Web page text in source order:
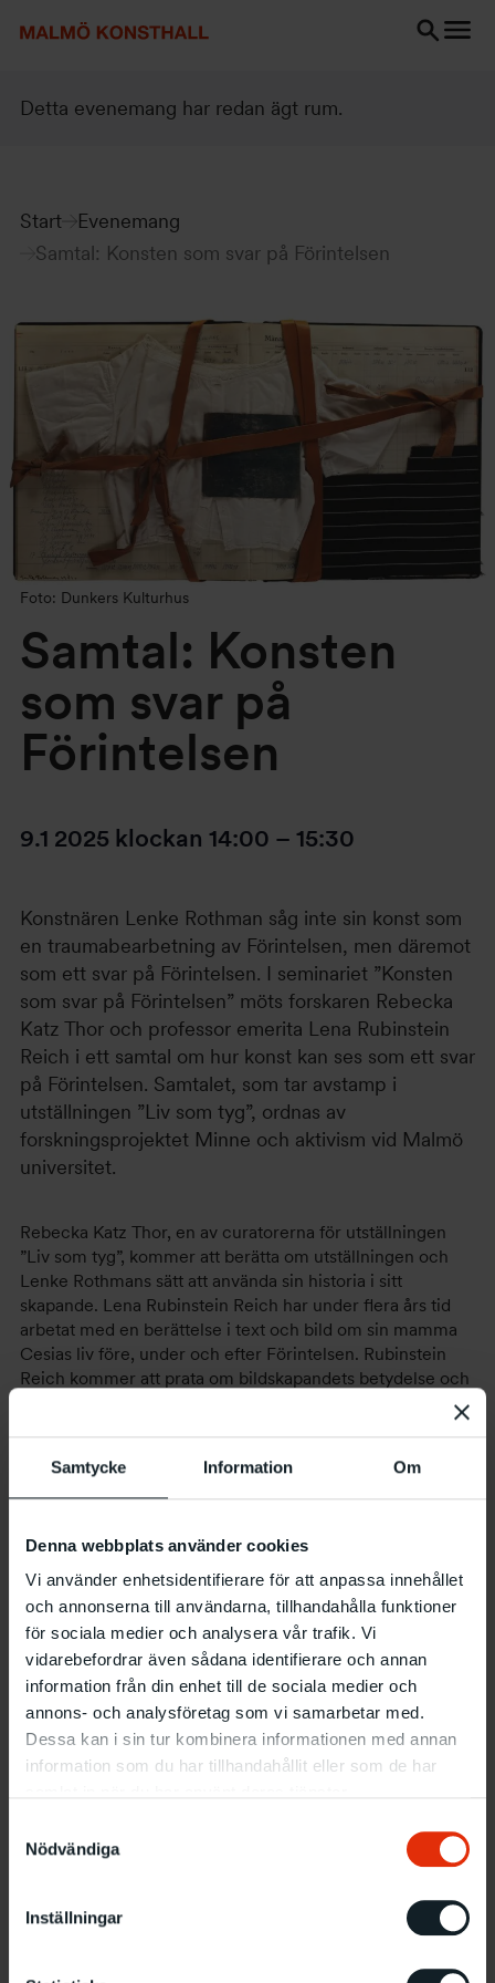
Samtycke Information Om
Denna webbplats använder cookies
Vi använder enhetsidentifierare för att anpassa innehållet
och annonserna till användarna, tillhandahålla funktioner
för sociala medier och analysera vår trafik. Vi
vidarebefordrar även sådana identifierare och annan
information från din enhet till de sociala medier och
annons- och analysföretag som vi samarbetar med.
Dessa kan i sin tur kombinera informationen med annan
information som du har tillhandahållit eller som de har
Nödvändiga
Inställningar
Detta evenemang har redan ägt rum.
Start
Evenemang
Samtal: Konsten som svar på Förintelsen
Foto: Dunkers Kulturhus
Samtal: Konsten
som svar på
Förintelsen
9.1 2025 klockan 14:00 – 15:30
Konstnären Lenke Rothman såg inte sin konst som
en traumabearbetning av Förintelsen, men däremot
som ett svar på Förintelsen. I seminariet ”Konsten
som svar på Förintelsen” möts forskaren Rebecka
Katz Thor och professor emerita Lena Rubinstein
Reich i ett samtal om hur konst kan ses som ett svar
på Förintelsen. Samtalet, som tar avstamp i
utställningen ”Liv som tyg”, ordnas av
forskningsprojektet Minne och aktivism vid Malmö
universitet.
Rebecka Katz Thor, en av curatorerna för utställningen
”Liv som tyg”, kommer att berätta om utställningen och
Lenke Rothmans sätt att använda sin historia i sitt
skapande. Lena Rubinstein Reich har under flera års tid
arbetat med en berättelse i text och bild om sin mamma
Cesias liv före, under och efter Förintelsen. Rubinstein
Reich kommer att prata om bildskapandets betydelse och
mamman Cesias egna ord. Samtalet leds av Malin Thor
Tureby.
forska och utbilda om Förintelsen” vid Malmö universitet.
I projektet utforskar forskare och efterlevande till
Förintelsen tillsammans olika sätt att minnas, berätta,
dokumentera, samla, forska, förmedla och utbilda om
Förintelsen. Seminarieserien drivs i regi av
forskningsprojektet ”Minne och aktivism – De
överlevandes roll i kunskapsproduktionen om
Förintelsen”.
om Förintelsen med utvecklingen av det permanenta museet.
Hon är även en av curatorerna till utställningen ”Liv som tyg”. På